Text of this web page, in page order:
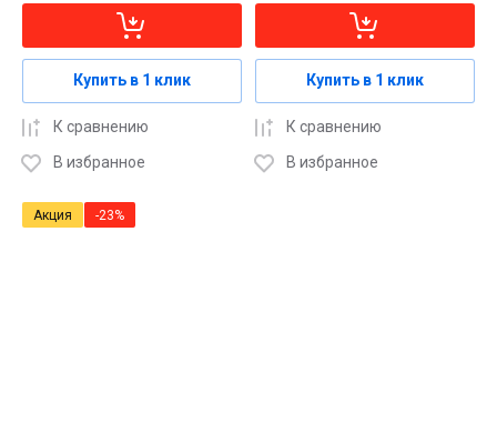
Купить в 1 клик
К сравнению
В избранное
Купить в 1 клик
К сравнению
В избранное
Акция -23%